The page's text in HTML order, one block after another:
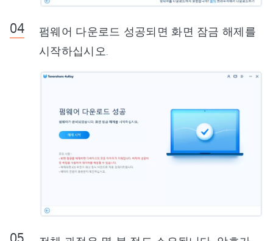
펌웨어 다운로드 성공되면 화면 잠금 해제를
시작하십시오.